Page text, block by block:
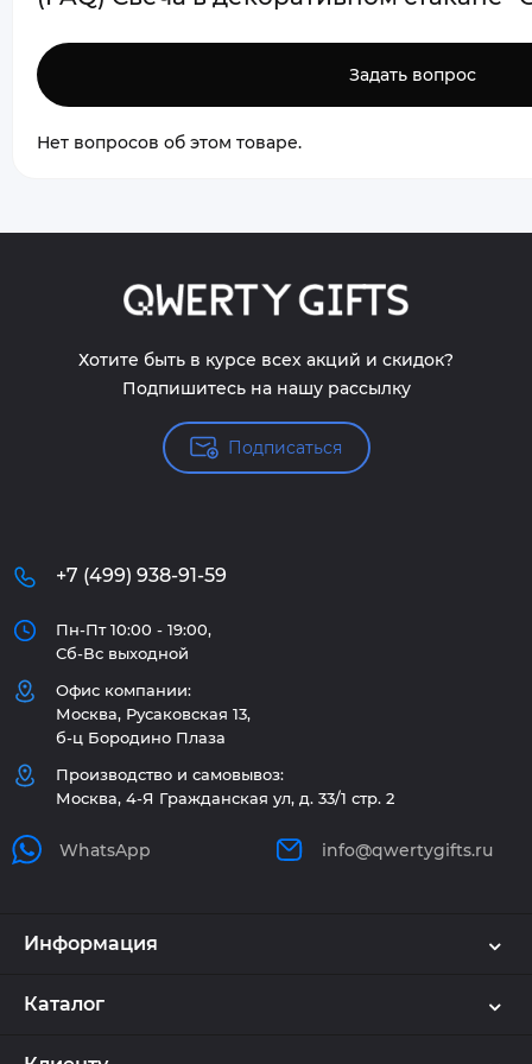
Задать вопрос
Нет вопросов об этом товаре.
Хотите быть в курсе всех акций и скидок?
Подпишитесь на нашу рассылку
Подписаться
+7 (499) 938-91-59
Пн-Пт 10:00 - 19:00,
Сб-Вс выходной
Офис компании:
Москва, Русаковская 13,
б-ц Бородино Плаза
Производство и самовывоз:
Москва, 4-Я Гражданская ул, д. 33/1 стр. 2
WhatsApp info@qwertygifts.ru
Информация
Каталог